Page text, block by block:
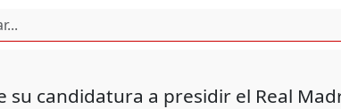
su candidatura a presidir el Real